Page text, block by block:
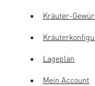
Kräuter-
Lageplan
Mein Account